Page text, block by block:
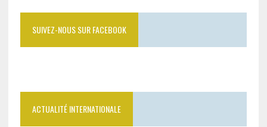
SUIVEZ-NOUS SUR FACEBOOK
ACTUALITÉ INTERNATIONALE